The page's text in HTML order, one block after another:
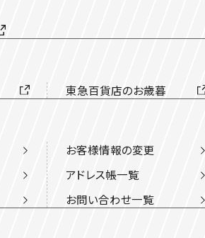
東急百貨店のお歳暮
お客様情報の変更
アドレス帳一覧
お問い合わせ一覧